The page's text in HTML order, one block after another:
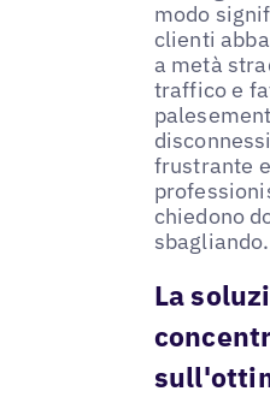
modo
clienti
a metà
traffico e
frustrante
chiedono
sbagliando.
La